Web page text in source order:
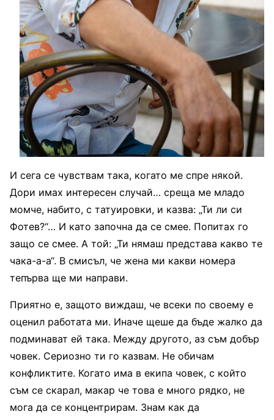
И сега се чувствам така, когато ме спре някой.
Дори имах интересен случай… среща ме младо
момче, набито, с татуировки, и казва: „Ти ли си
Фотев?“… И като започна да се смее. Попитах го
защо се смее. А той: „Ти нямаш представа какво те
чака-а-а“. В смисъл, че жена ми какви номера
тепърва ще ми направи.
Приятно е, защото виждаш, че всеки по своему е
оценил работата ми. Иначе щеше да бъде жалко да
подминават ей така. Между другото, аз съм добър
човек. Сериозно ти го казвам. Не обичам
конфликтите. Когато има в екипа човек, с който
съм се скарал, макар че това е много рядко, не
мога да се концентрирам. Знам как да